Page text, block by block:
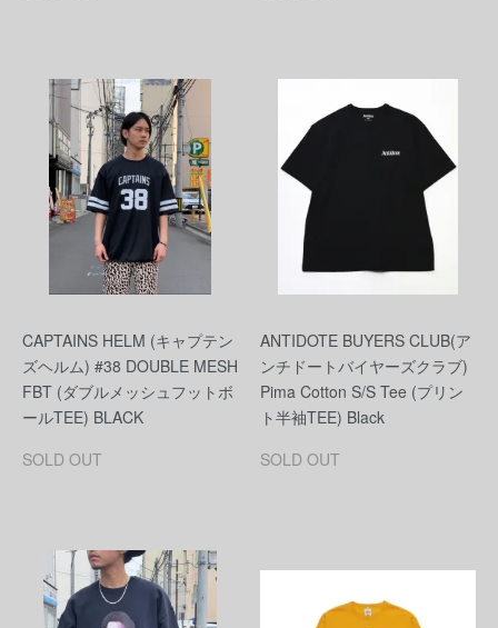
CAPTAINS HELM (キャプテン
ズヘルム) #38 DOUBLE MESH
FBT (ダブルメッシュフットボ
ールTEE) BLACK
SOLD OUT
ANTIDOTE BUYERS CLUB(ア
ンチドートバイヤーズクラブ)
Pima Cotton S/S Tee (プリン
ト半袖TEE) Black
SOLD OUT